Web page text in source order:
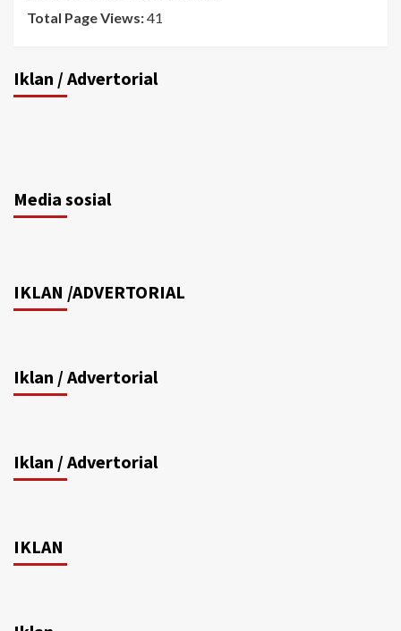
Total Page Views:41
Iklan / Advertorial
Media sosial
IKLAN /ADVERTORIAL
Iklan / Advertorial
Iklan / Advertorial
IKLAN